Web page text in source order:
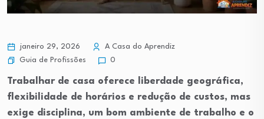
janeiro 29, 2026
A Casa do Aprendiz
Guia de Profissões
0
Trabalhar de casa oferece liberdade geográfica,
flexibilidade de horários e redução de custos, mas
exige disciplina, um bom ambiente de trabalho e o